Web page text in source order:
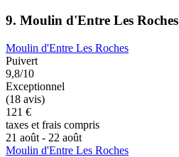
9. Moulin d'Entre Les Roches
Moulin d'Entre Les Roches
Puivert
9,8/10
Exceptionnel
(18 avis)
121 €
taxes et frais compris
21 août - 22 août
Moulin d'Entre Les Roches